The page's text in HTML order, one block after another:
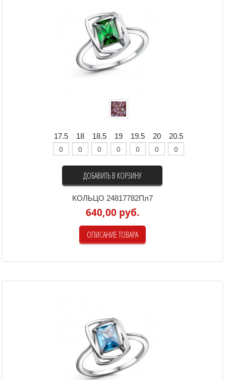
17.5 18 18.5 19 19.5 20 20.5
ДОБАВИТЬ В КОРЗИНУ
КОЛЬЦО 24817782Пл7
640,00 руб.
ОПИСАНИЕ ТОВАРА